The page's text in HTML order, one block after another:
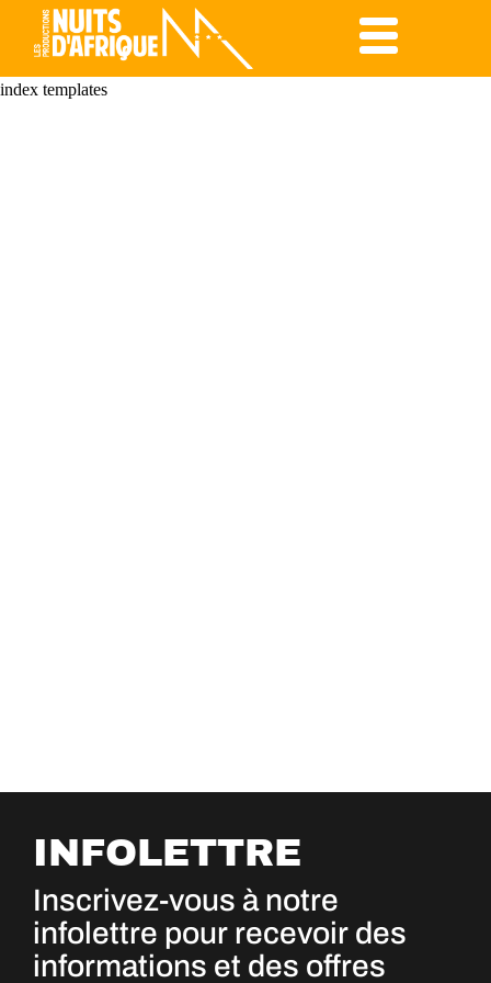
index templates
INFOLETTRE
Inscrivez-vous à notre
infolettre pour recevoir des
informations et des offres